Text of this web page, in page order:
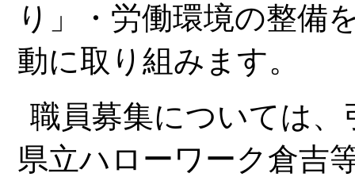
り」・労働環境の整備
動に取り組みます。
職員募集については
県立ハローワーク倉吉